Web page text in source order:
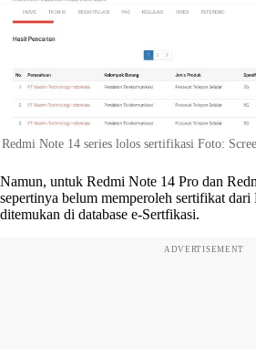
Redmi Note 14 series lolos sertifikasi Foto:
Namun, untuk Redmi Note 14 Pro dan
sepertinya belum memperoleh sertifikat
ditemukan di database e-Sertfikasi.
ADVERTISEMENT